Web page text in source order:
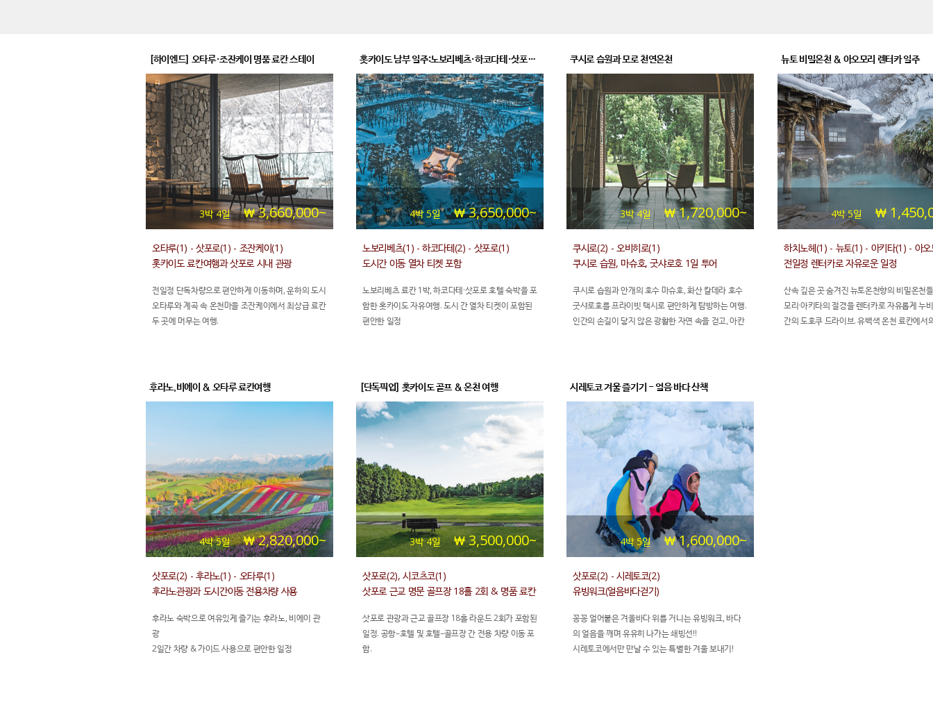
[하이엔드] 오타루·조잔케이 명품 료칸 스테이
3박 4일 3,660,000~
오타루(1) - 삿포로(1) - 조잔케이(1)
홋카이도 료칸여행과 삿포로 시내 관광
전일정 단독차량으로 편안하게 이동하며, 운하의 도시
오타루와 계곡 속 온천마을 조잔케이에서 최상급 료칸
두 곳에 머무는 여행.
홋카이도 남부 일주:노보리베츠·하코다테·삿포로 5일
4박 5일 3,650,000~
노보리베츠(1) - 하코다테(2) - 삿포로(1)
도시간 이동 열차 티켓 포함
노보리베츠 료칸 1박, 하코다테·삿포로 호텔 숙박을 포
함한 홋카이도 자유여행. 도시 간 열차 티켓이 포함된
편안한 일정
쿠시로 습원과 모로 천연온천
3박 4일 1,720,000~
쿠시로(2) - 오비히로(1)
쿠시로 습원, 마슈호, 굿샤로호 1일 투어
쿠시로 습원과 안개의 호수 마슈호, 화산 칼데라 호수
굿샤로호를 프라이빗 택시로 편안하게 탐방하는 여행.
인간의 손길이 닿지 않은 광활한 자연 속을 걷고, 아칸
뉴토 비밀온천 & 아오모리 렌터카 일주
4박 5일
하치노헤(1) - 뉴토(1) - 아키타(1) - 아
전일정 렌터카로 자유로운 일정
산속 깊은 곳 숨겨진 뉴토온천향의 비밀온천
모리·아키타의 절경을 렌터카로 자유롭게 누
간의 도호쿠 드라이브. 유백색 온천 료칸에서
후라노,비에이 & 오타루 료칸여행
4박 5일 2,820,000~
삿포로(2) - 후라노(1) - 오타루(1)
후라노관광과 도시간이동 전용차량 사용
후라노 숙박으로 여유있게 즐기는 후라노, 비에이 관
광
2일간 차량 & 가이드 사용으로 편안한 일정
[단독픽업] 홋카이도 골프 & 온천 여행
3박 4일 3,500,000~
삿포로(2), 시코츠코(1)
삿포로 근교 명문 골프장 18홀 2회 & 명품 료칸
삿포로 관광과 근교 골프장 18홀 라운드 2회가 포함된
일정. 공항–호텔 및 호텔–골프장 간 전용 차량 이동 포
함.
시레토코 겨울 즐기기 - 얼음 바다 산책
4박 5일 1,600,000~
삿포로(2) - 시레토코(2)
유빙워크(얼음바다걷기)
꽁꽁 얼어붙은 겨울바다 위를 거니는 유빙워크, 바다
의 얼음을 깨며 유유히 나가는 쇄빙선!!
시레토코에서만 만날 수 있는 특별한 겨울 보내기!